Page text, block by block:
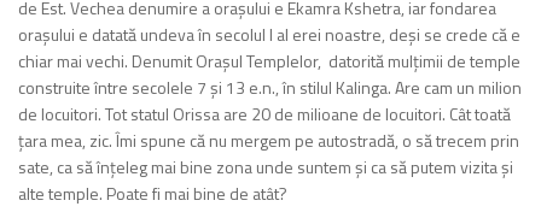
de Est. Vechea denumire a orașului e Ekamra Kshetra, iar fondarea
orașului e datată undeva în secolul I al erei noastre, deși se crede că e
chiar mai vechi. Denumit Orașul Templelor, datorită mulțimii de temple
construite între secolele 7 și 13 e.n., în stilul Kalinga. Are cam un milion
de locuitori. Tot statul Orissa are 20 de milioane de locuitori. Cât toată
țara mea, zic. Îmi spune că nu mergem pe autostradă, o să trecem prin
sate, ca să înțeleg mai bine zona unde suntem și ca să putem vizita și
alte temple. Poate fi mai bine de atât?